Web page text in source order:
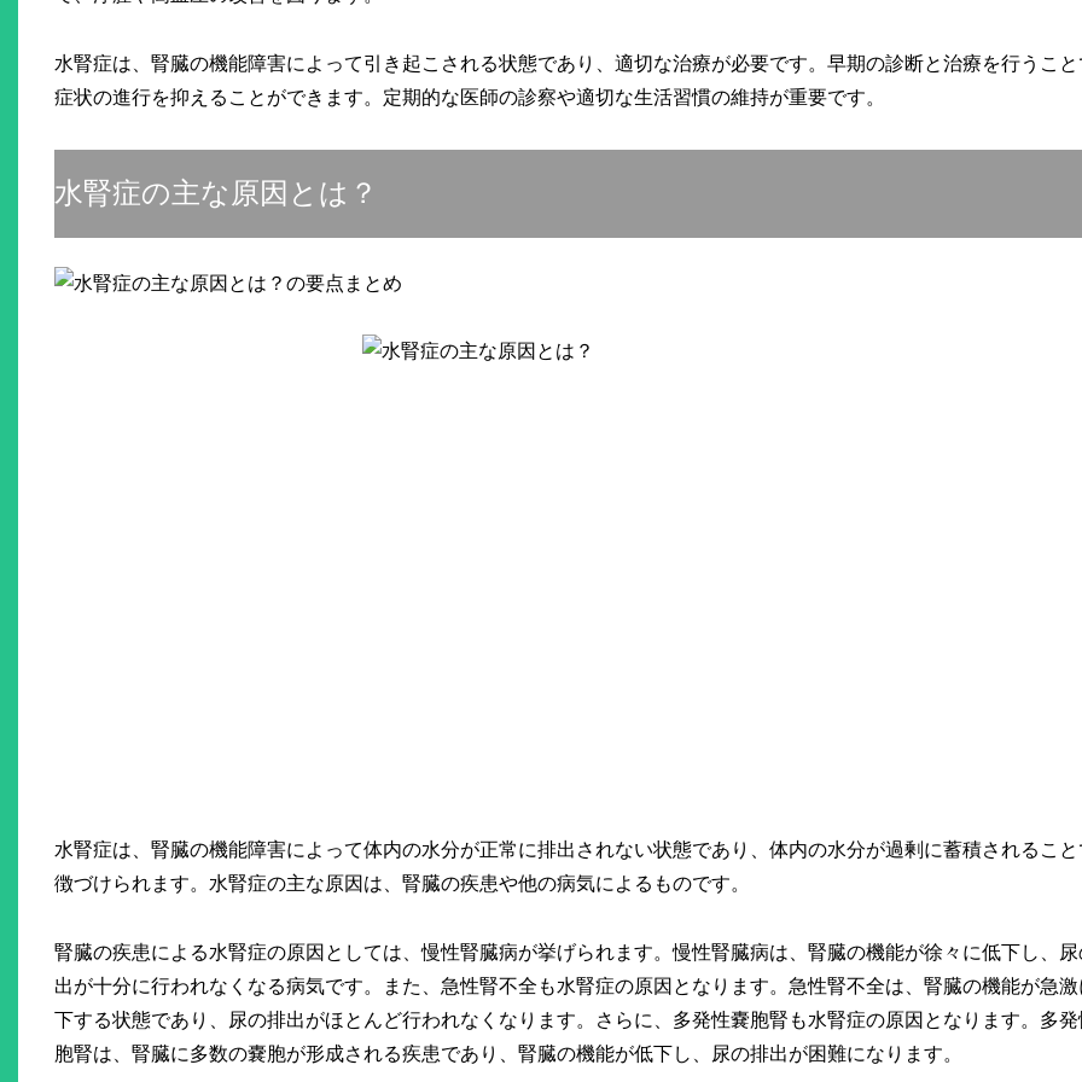
水腎症は、腎臓の機能障害によって引き起こされる状態であり、適切な治療が必要です。早期の診断と治療を行うこと
症状の進行を抑えることができます。定期的な医師の診察や適切な生活習慣の維持が重要です。
水腎症の主な原因とは？
水腎症は、腎臓の機能障害によって体内の水分が正常に排出されない状態であり、体内の水分が過剰に蓄積されること
徴づけられます。水腎症の主な原因は、腎臓の疾患や他の病気によるものです。
腎臓の疾患による水腎症の原因としては、慢性腎臓病が挙げられます。慢性腎臓病は、腎臓の機能が徐々に低下し、尿
出が十分に行われなくなる病気です。また、急性腎不全も水腎症の原因となります。急性腎不全は、腎臓の機能が急激
下する状態であり、尿の排出がほとんど行われなくなります。さらに、多発性嚢胞腎も水腎症の原因となります。多発
胞腎は、腎臓に多数の嚢胞が形成される疾患であり、腎臓の機能が低下し、尿の排出が困難になります。